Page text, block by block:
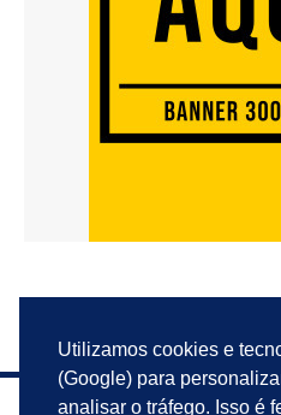
Utilizamos cookies e
(Google) para
analisar o tráfego. Isso é